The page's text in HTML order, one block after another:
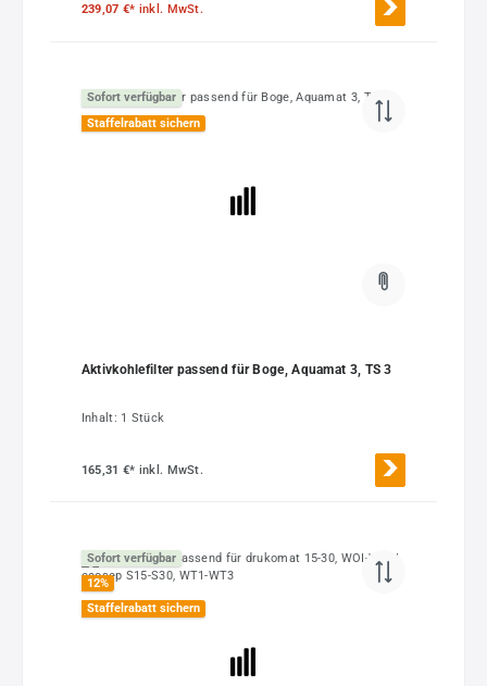
239,07 €* inkl. MwSt.
Sofort verfügbar
Staffelrabatt sichern
Aktivkohlefilter passend für Boge, Aquamat 3, TS 3
Inhalt: 1 Stück
165,31 €* inkl. MwSt.
Sofort verfügbar
12%
Staffelrabatt sichern